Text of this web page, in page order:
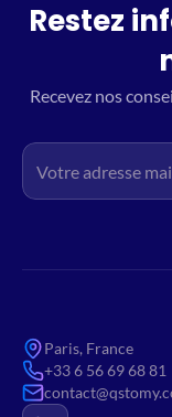
Restez
Recevez nos
Paris, France
+33 6 56 69 68 81